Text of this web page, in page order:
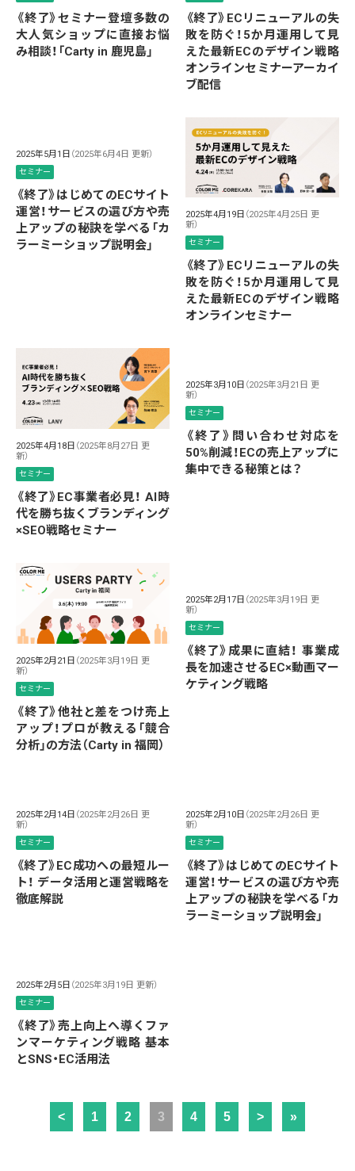
《終了》セミナー登壇多数の
大人気ショップに直接お悩
み相談！「Carty in 鹿児島」
《終了》ECリニューアルの失
敗を防ぐ！5か月運用して見
えた最新ECのデザイン戦略
オンラインセミナーアーカイ
ブ配信
2025年5月1日 （2025年6月4日 更新）
セミナー
《終了》はじめてのECサイト
運営！サービスの選び方や売
上アップの秘訣を学べる「カ
ラーミーショップ説明会」
2025年4月19日 （2025年4月25日 更
新）
セミナー
《終了》ECリニューアルの失
敗を防ぐ！5か月運用して見
えた最新ECのデザイン戦略
オンラインセミナー
2025年4月18日 （2025年8月27日 更
新）
セミナー
《終了》EC事業者必見！ AI時
代を勝ち抜くブランディング
×SEO戦略セミナー
2025年3月10日 （2025年3月21日 更
新）
セミナー
《終了》問い合わせ対応を
50%削減！ECの売上アップに
集中できる秘策とは？
2025年2月21日 （2025年3月19日 更
新）
セミナー
《終了》他社と差をつけ売上
アップ！プロが教える「競合
分析」の方法（Carty in 福岡）
2025年2月17日 （2025年3月19日 更
新）
セミナー
《終了》成果に直結！ 事業成
長を加速させるEC×動画マー
ケティング戦略
2025年2月14日 （2025年2月26日 更
新）
セミナー
《終了》EC成功への最短ルー
ト！ データ活用と運営戦略を
徹底解説
2025年2月10日 （2025年2月26日 更
新）
セミナー
《終了》はじめてのECサイト
運営！サービスの選び方や売
上アップの秘訣を学べる「カ
ラーミーショップ説明会」
2025年2月5日 （2025年3月19日 更新）
セミナー
《終了》売上向上へ導くファ
ンマーケティング戦略 基本
とSNS・EC活用法
< 1 2 3 4 5 > »